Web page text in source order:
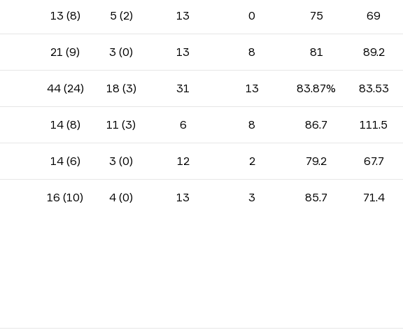
13 (8) 5 (2) 13 0 75 69
21 (9) 3 (0) 13 8 81 89.2
44 (24) 18 (3) 31 13 83.87% 83.53
14 (8) 11 (3) 6 8 86.7 111.5
14 (6) 3 (0) 12 2 79.2 67.7
16 (10) 4 (0) 13 3 85.7 71.4